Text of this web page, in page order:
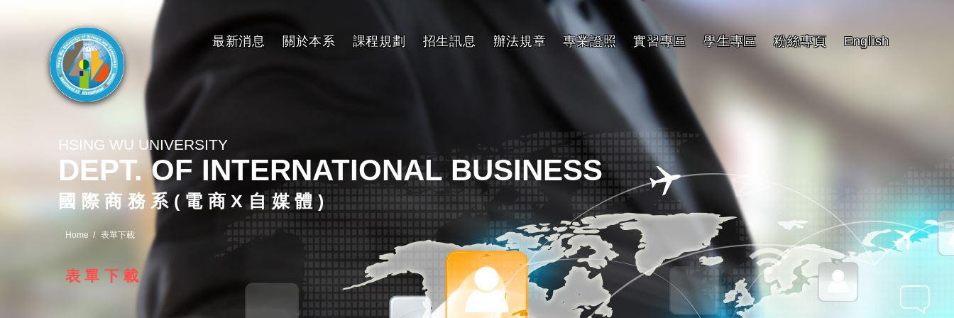
最新消息 關於本系 課程規劃 招生訊息 辦法規章 專業證照 實習專區 學生專區 粉絲專頁 English
HSING WU UNIVERSITY
DEPT. OF INTERNATIONAL BUSINESS
國際商務系(電商X自媒體)
Home 表單下載
表單下載